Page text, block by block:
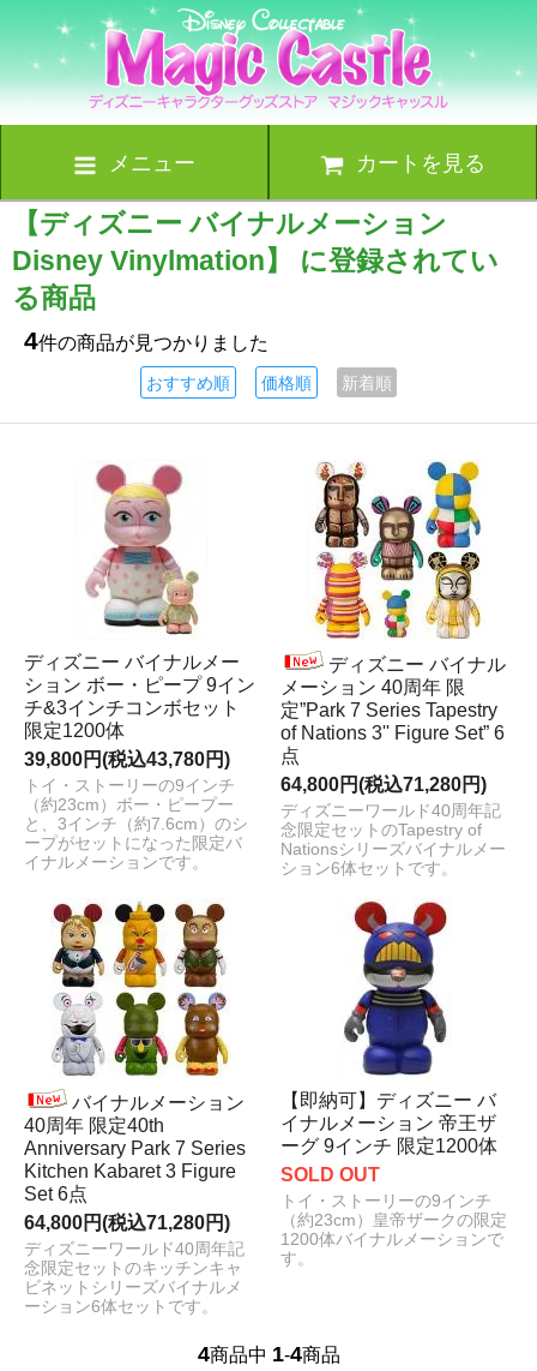
メニュー カートを見る
【ディズニー バイナルメーション
Disney Vinylmation】 に登録されてい
る商品
4件の商品が見つかりました
おすすめ順 価格順 新着順
ディズニー バイナルメー
ション ボー・ピープ 9イン
チ&3インチコンボセット
限定1200体
39,800円(税込43,780円)
トイ・ストーリーの9インチ
（約23cm）ボー・ピープー
と、3インチ（約7.6cm）のシ
ープがセットになった限定バ
イナルメーションです。
ディズニー バイナル
メーション 40周年 限
定”Park 7 Series Tapestry
of Nations 3'' Figure Set” 6
点
64,800円(税込71,280円)
ディズニーワールド40周年記
念限定セットのTapestry of
Nationsシリーズバイナルメー
ション6体セットです。
バイナルメーション
40周年 限定40th
Anniversary Park 7 Series
Kitchen Kabaret 3 Figure
Set 6点
64,800円(税込71,280円)
ディズニーワールド40周年記
念限定セットのキッチンキャ
ビネットシリーズバイナルメ
ーション6体セットです。
【即納可】ディズニー バ
イナルメーション 帝王ザ
ーグ 9インチ 限定1200体
SOLD OUT
トイ・ストーリーの9インチ
（約23cm）皇帝ザークの限定
1200体バイナルメーションで
す。
4商品中 1-4商品